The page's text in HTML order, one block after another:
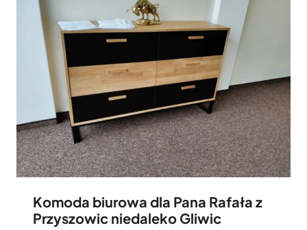
Komoda biurowa dla Pana Rafała z
Przyszowic niedaleko Gliwic